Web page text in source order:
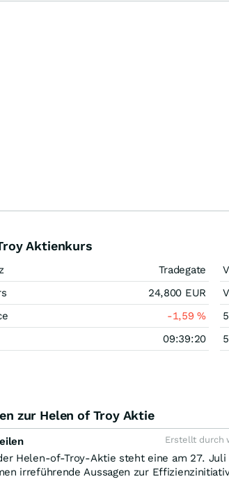
Aktienkurs
Tradegate
24,800 EUR
-1,59%
09:39:20
zur Helen of Troy Aktie
Erstellt durch
Helen-of-Troy-Aktie steht eine am 27.
irreführende Aussagen zur